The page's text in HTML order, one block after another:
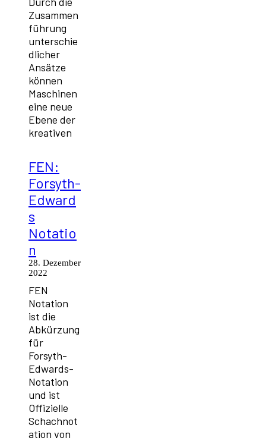
Zusammen
führung
unterschie
dlicher
Ansätze
können
Maschinen
eine neue
Ebene der
kreativen
FEN:
Forsyth-
Edward
s
Notatio
n
28. Dezember
2022
FEN
Notation
ist die
Abkürzung
für
Forsyth-
Edwards-
Notation
und ist
Offizielle
Schachnot
ation von